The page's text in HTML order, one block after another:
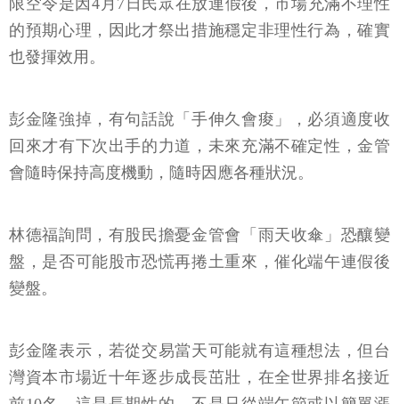
限空令是因4月7日民眾在放連假後，市場充滿不理性
的預期心理，因此才祭出措施穩定非理性行為，確實
也發揮效用。
彭金隆強掉，有句話說「手伸久會痠」，必須適度收
回來才有下次出手的力道，未來充滿不確定性，金管
會隨時保持高度機動，隨時因應各種狀況。
林德福詢問，有股民擔憂金管會「雨天收傘」恐釀變
盤，是否可能股市恐慌再捲土重來，催化端午連假後
變盤。
彭金隆表示，若從交易當天可能就有這種想法，但台
灣資本市場近十年逐步成長茁壯，在全世界排名接近